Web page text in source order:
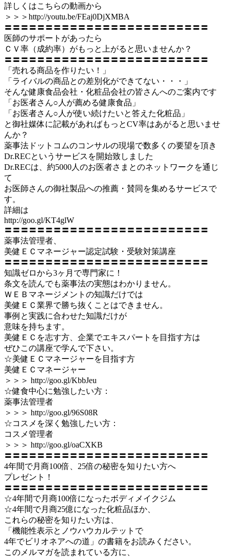
詳しくはこちらの動画から
＞＞＞http://youtu.be/FEaj0DjXMBA
〓〓〓〓〓〓〓〓〓〓〓〓〓〓〓〓〓〓〓〓〓〓〓〓〓
医師のサポートがあったら
ＣＶ率（成約率）がもっと上がると思いませんか？
〓〓〓〓〓〓〓〓〓〓〓〓〓〓〓〓〓〓〓〓〓〓〓〓〓
「売れる商品を作りたい！」
「ライバルの商品との差別化ができてない・・・」
そんな健康食品会社・化粧品会社の皆さんへのご案内です
「お医者さん○人が薦める健康食品」
「お医者さん○人が使い続けたいと答えた化粧品」
と御社媒体に記載があればもっとCV率はあがると思いませ
んか？
薬事法ドットコムのコンサルの現場で数多くの要望を頂き
Dr.RECというサービスを開始致しました
Dr.RECは、約5000人のお医者さまとのネットワークを通じ
て
お医師さんの御社製品への推薦・賛同を集めるサービスで
す。
詳細は
http://goo.gl/KT4glW
〓〓〓〓〓〓〓〓〓〓〓〓〓〓〓〓〓〓〓〓〓〓〓〓〓
薬事法管理者、
美健ＥＣマネージャー認定試験・受験対策講座
〓〓〓〓〓〓〓〓〓〓〓〓〓〓〓〓〓〓〓〓〓〓〓〓〓
知識ゼロから3ヶ月で専門家に！
条文を読んでも薬事法の実態はわかりません。
ＷＥＢマネージメントの知識だけでは
美健ＥＣ業界で勝ち抜くことはできません。
事例と実践に合わせた知識だけが
意味を持ちます。
美健ＥＣを志す方、企業でエキスパートを目指す方は
ぜひこの講座で学んで下さい。
☆美健ＥＣマネージャーを目指す方
美健ＥＣマネージャー
＞＞＞ http://goo.gl/KbbJeu
☆健食中心に勉強したい方：
薬事法管理者
＞＞＞ http://goo.gl/96S08R
☆コスメを深く勉強したい方：
コスメ管理者
＞＞＞ http://goo.gl/oaCXKB
〓〓〓〓〓〓〓〓〓〓〓〓〓〓〓〓〓〓〓〓〓〓〓〓〓
4年間で月商100倍、25倍の秘密を知りたい方へ
プレゼント！
〓〓〓〓〓〓〓〓〓〓〓〓〓〓〓〓〓〓〓〓〓〓〓〓〓
☆4年間で月商100倍になったボディメイクジム
☆4年間で月商25億になった化粧品ほか、
これらの秘密を知りたい方は、
「機能性表示とノウハウカルテットで
4年でビリオネアへの道」の書籍をお読みください。
このメルマガを読まれている方に、